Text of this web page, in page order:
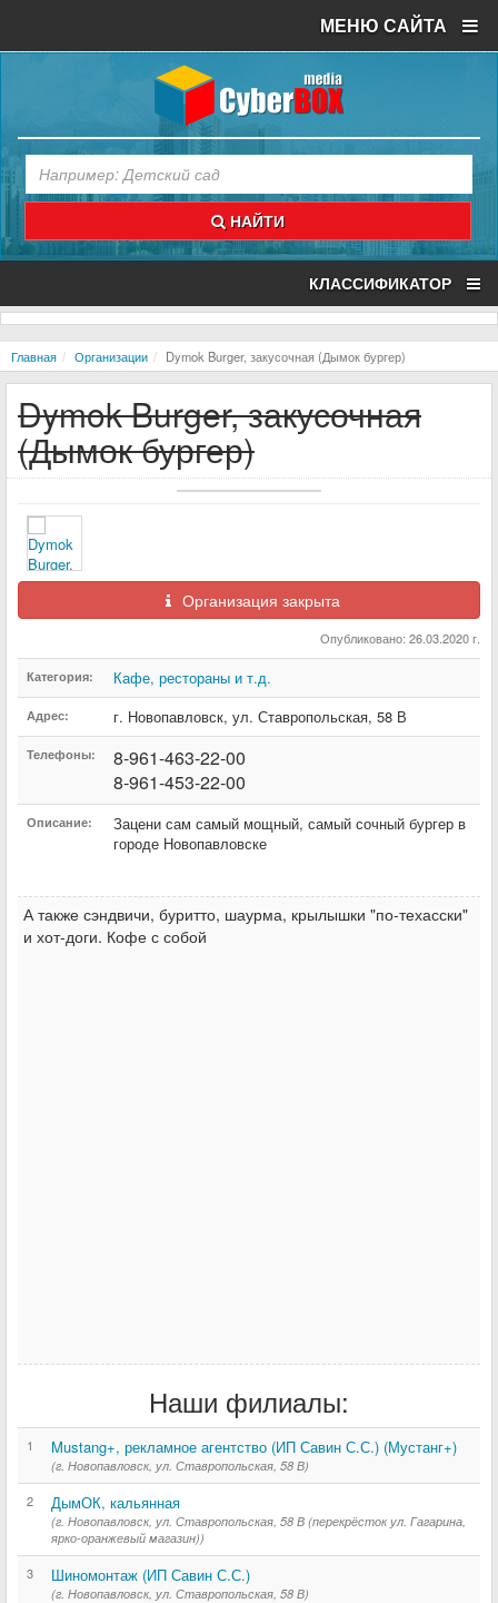
МЕНЮ САЙТА
НАЙТИ
КЛАССИФИКАТОР
Главная Организации Dymok Burger, закусочная (Дымок бургер)
Dymok Burger, закусочная
(Дымок бургер)
Организация закрыта
Опубликовано: 26.03.2020 г.
Категория: Кафе, рестораны и т.д.
Адрес: г. Новопавловск, ул. Ставропольская, 58 В
Телефоны:
8-961-463-22-00
8-961-453-22-00
Описание:
Зацени сам самый мощный, самый сочный бургер в
городе Новопавловске
А также сэндвичи, буритто, шаурма, крылышки "по-техасски"
и хот-доги. Кофе с собой
Наши филиалы:
1 Mustang+, рекламное агентство (ИП Савин С.С.) (Мустанг+)
(г. Новопавловск, ул. Ставропольская, 58 В)
2 ДымОК, кальянная
(г. Новопавловск, ул. Ставропольская, 58 В (перекрёсток ул. Гагарина,
ярко-оранжевый магазин))
3 Шиномонтаж (ИП Савин С.С.)
(г. Новопавловск, ул. Ставропольская, 58 В)